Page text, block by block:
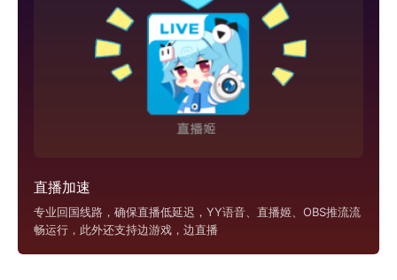
直播加速
专业回国线路，确保直播低延迟，YY语音、直播姬、OBS推流流
畅运行，此外还支持边游戏，边直播